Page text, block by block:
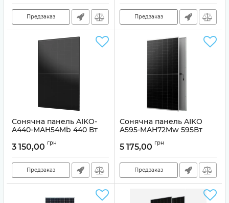
Предзаказ Предзаказ
Сонячна панель AIKO-
A440-MAH54Mb 440 Вт
3 150,00 грн
Предзаказ
Сонячна панель AIKO
A595-MAH72Mw 595Вт
5 175,00 грн
Предзаказ